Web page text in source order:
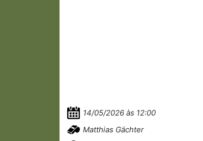
14/05/2026 às 12:00
Matthias Gächter